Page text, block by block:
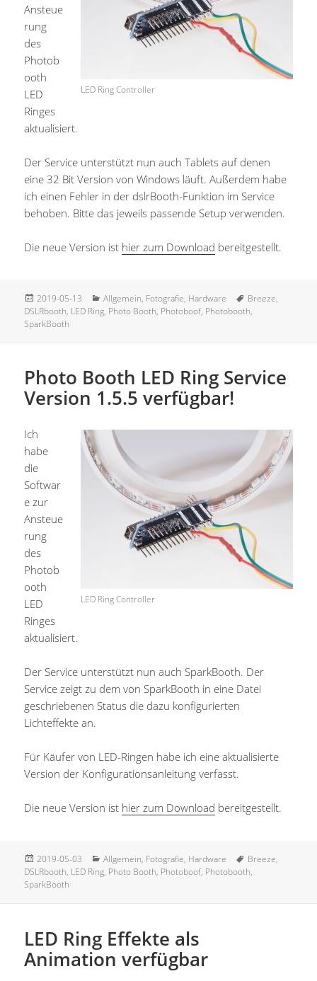
LED Ring Controller
Ansteue
rung
des
Photob
ooth
LED
Ringes
aktualisiert.
Der Service unterstützt nun auch Tablets auf denen
eine 32 Bit Version von Windows läuft. Außerdem habe
ich einen Fehler in der dslrBooth-Funktion im Service
behoben. Bitte das jeweils passende Setup verwenden.
Die neue Version ist hier zum Download bereitgestellt.
Veröffentlicht
am
2019-05-13 Kategorien
Allgemein, Fotografie, Hardware Schlagwörter
Breeze,
DSLRbooth, LED Ring, Photo Booth, Photoboof, Photobooth,
SparkBooth
Photo Booth LED Ring Service
Version 1.5.5 verfügbar!
LED Ring Controller
Ich
habe
die
Softwar
e zur
Ansteue
rung
des
Photob
ooth
LED
Ringes
aktualisiert.
Der Service unterstützt nun auch SparkBooth. Der
Service zeigt zu dem von SparkBooth in eine Datei
geschriebenen Status die dazu konfigurierten
Lichteffekte an.
Für Käufer von LED-Ringen habe ich eine aktualisierte
Version der Konfigurationsanleitung verfasst.
Die neue Version ist hier zum Download bereitgestellt.
Veröffentlicht
am
2019-05-03 Kategorien
Allgemein, Fotografie, Hardware Schlagwörter
Breeze,
DSLRbooth, LED Ring, Photo Booth, Photoboof, Photobooth,
SparkBooth
LED Ring Effekte als
Animation verfügbar